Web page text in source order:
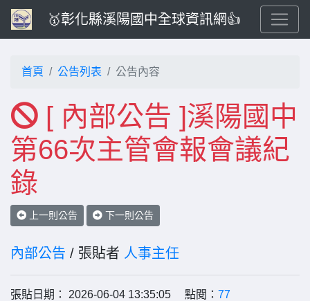
🥇彰化縣溪陽國中全球資訊網👍
首頁 公告列表 公告內容
[ 內部公告 ]溪陽國中
第66次主管會報會議紀
錄
上一則公告 下一則公告
內部公告 / 張貼者 人事主任
張貼日期： 2026-06-04 13:35:05 點閱： 77